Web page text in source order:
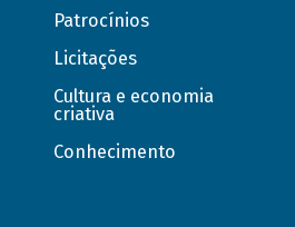
Patrocínios
Licitações
Cultura e economia
criativa
Conhecimento